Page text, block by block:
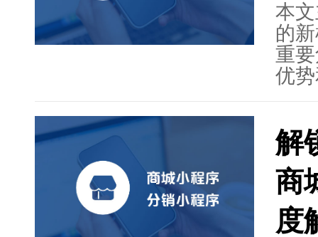
本
的
重
优
要
制
助
案
网
解
商
度